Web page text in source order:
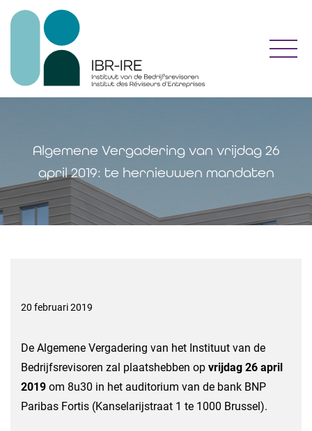
Algemene Vergadering van vrijdag 26
april 2019: te hernieuwen mandaten
20 februari 2019
De Algemene Vergadering van het Instituut van de
Bedrijfsrevisoren zal plaatshebben op vrijdag 26 april
2019 om 8u30 in het auditorium van de bank BNP
Paribas Fortis (Kanselarijstraat 1 te 1000 Brussel).